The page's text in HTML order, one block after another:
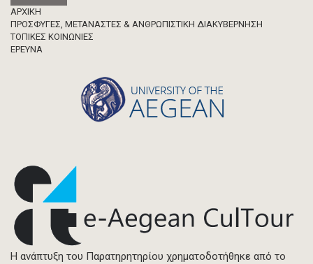
Footer
ΑΡΧΙΚΗ
ΠΡΟΣΦΥΓΕΣ, ΜΕΤΑΝΑΣΤΕΣ & ΑΝΘΡΩΠΙΣΤΙΚΗ ΔΙΑΚΥΒΕΡΝΗΣΗ
ΤΟΠΙΚΕΣ ΚΟΙΝΩΝΙΕΣ
ΈΡΕΥΝΑ
Η ανάπτυξη του Παρατηρητηρίου χρηματοδοτήθηκε από το